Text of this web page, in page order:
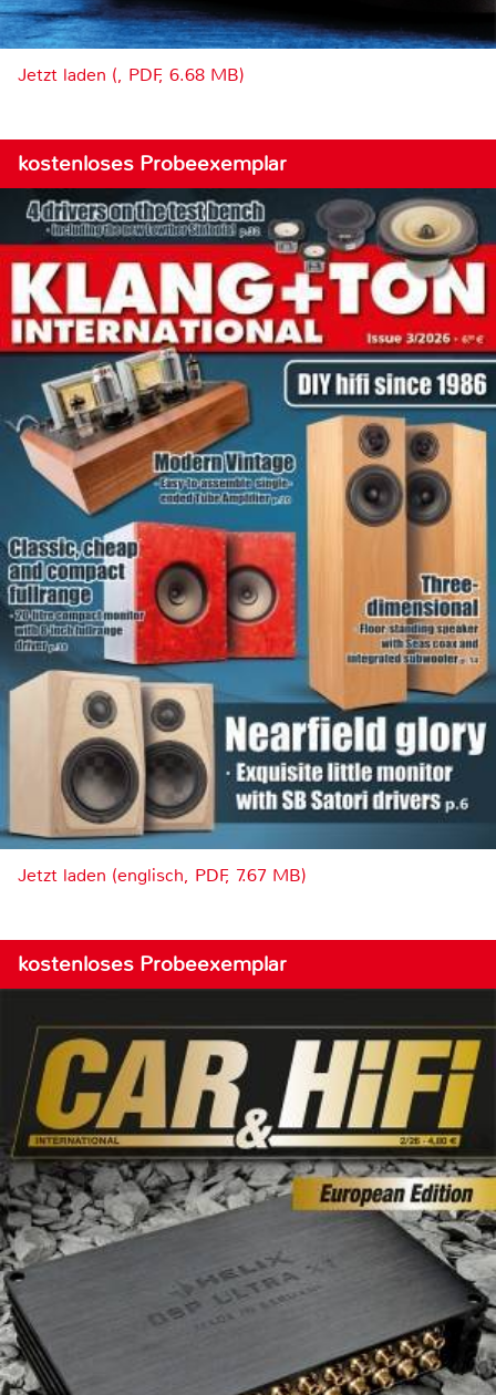
Jetzt laden (, PDF, 6.68 MB)
kostenloses Probeexemplar
Jetzt laden (englisch, PDF, 7.67 MB)
kostenloses Probeexemplar